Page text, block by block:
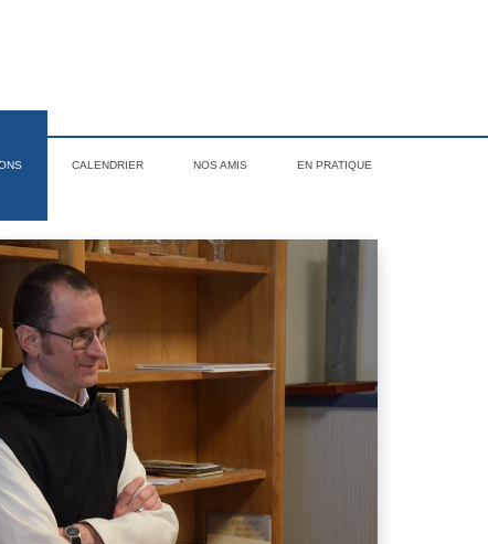
CALENDRIER NOS AMIS EN PRATIQUE